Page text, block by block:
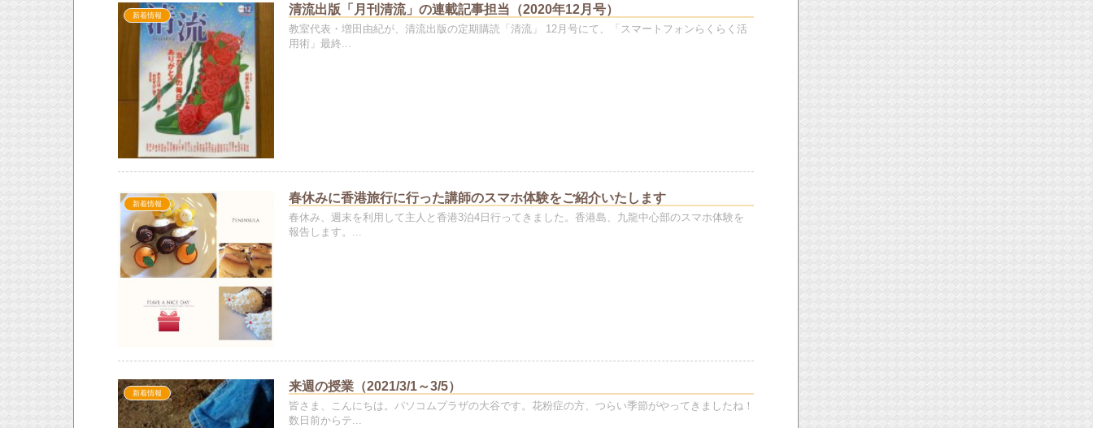
新着情報 清流出版「月刊清流」の連載記事担当（2020年12月号）
教室代表・増田由紀が、清流出版の定期購読「清流」 12月号にて、「スマートフォンらくらく活
用術」最終...
新着情報 春休みに香港旅行に行った講師のスマホ体験をご紹介いたします
春休み、週末を利用して主人と香港3泊4日行ってきました。香港島、九龍中心部のスマホ体験を
報告します。...
新着情報 来週の授業（2021/3/1～3/5）
皆さま、こんにちは。パソコムプラザの大谷です。花粉症の方、つらい季節がやってきましたね！
数日前からテ...